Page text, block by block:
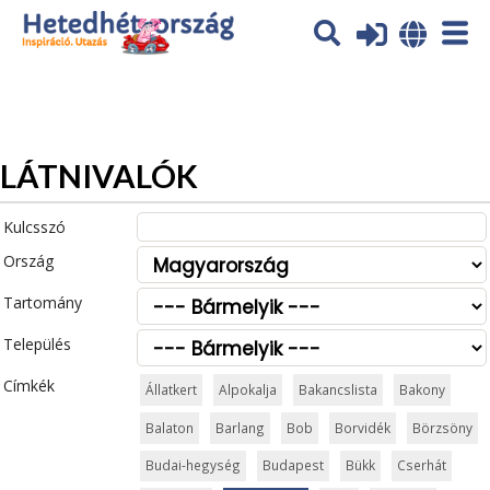
Az oldal sütiket (cookies) használ. További tájékoztatás itt:
Adatvédelmi tájékoztató
LÁTNIVALÓK
Kulcsszó
Ország
Tartomány
Település
Címkék
Állatkert Alpokalja Bakancslista Bakony
Balaton Barlang Bob Borvidék Börzsöny
Budai-hegység Budapest Bükk Cserhát